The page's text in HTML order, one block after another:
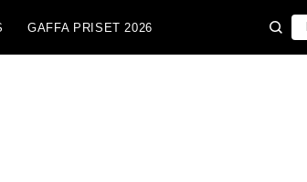
GAFFA PRISET 2026